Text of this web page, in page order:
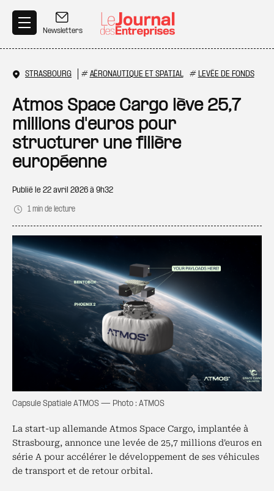
Newsletters
STRASBOURG # AÉRONAUTIQUE ET SPATIAL # LEVÉE DE FONDS
Atmos Space Cargo lève 25,7
millions d'euros pour
structurer une filière
européenne
Publié le 22 avril 2026 à 9h32
1 min de lecture
Capsule Spatiale ATMOS — Photo : ATMOS
La start-up allemande Atmos Space Cargo, implantée à
Strasbourg, annonce une levée de 25,7 millions d'euros en
série A pour accélérer le développement de ses véhicules
de transport et de retour orbital.